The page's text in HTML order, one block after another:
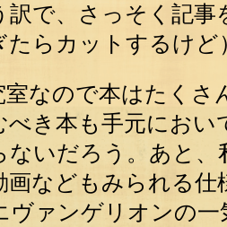
訳で、さっそく記
たらカットするけど
室なので本はたくさ
べき本も手元にお
ないだろう。あと
画などもみられる
ヴァンゲリオンの